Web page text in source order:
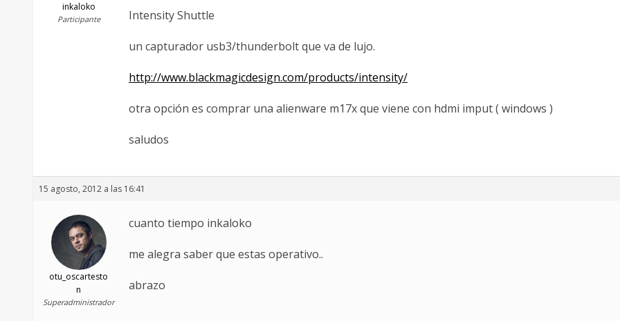
inkaloko
Participante Intensity Shuttle
un capturador usb3/thunderbolt que va de lujo.
http://www.blackmagicdesign.com/products/intensity/
otra opción es comprar una alienware m17x que viene con hdmi imput ( windows )
saludos
15 agosto, 2012 a las 16:41
otu_oscartesto
n
Superadministrador
cuanto tiempo inkaloko
me alegra saber que estas operativo..
abrazo